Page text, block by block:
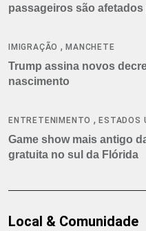
passageiros são
IMIGRAÇÃO ,MANCHETE
Trump assina novos
nascimento
ENTRETENIMENTO ,ESTADOS
Game show mais antigo
gratuita no sul da Flórida
Local & Comunidade